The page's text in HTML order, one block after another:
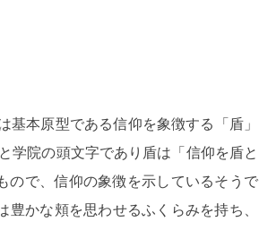
本原型である信仰を象徴する「盾」
学院の頭文字であり盾は「信仰を盾と
ので、信仰の象徴を示しているそうで
かな頬を思わせるふくらみを持ち、